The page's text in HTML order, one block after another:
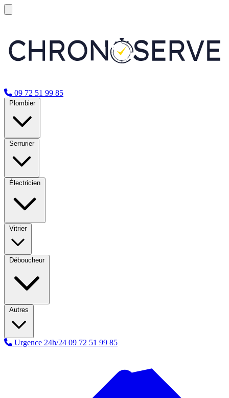
09 72 51 99 85
Plombier
Serrurier
Électricien
Vitrier
Déboucheur
Autres
Urgence 24h/24 09 72 51 99 85